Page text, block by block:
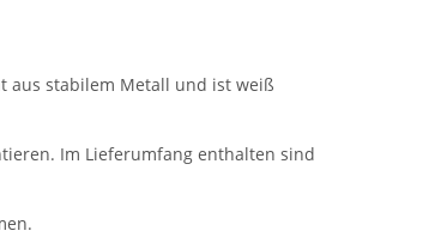
aus stabilem Metall und ist weiß
Im Lieferumfang enthalten sind